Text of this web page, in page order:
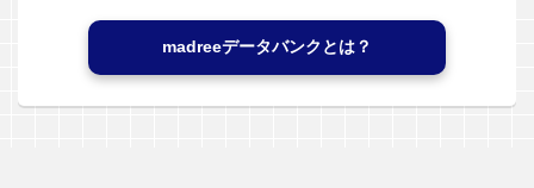
madreeデータバンクとは？